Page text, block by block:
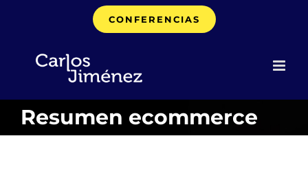
CONFERENCIAS
Resumen ecommerce